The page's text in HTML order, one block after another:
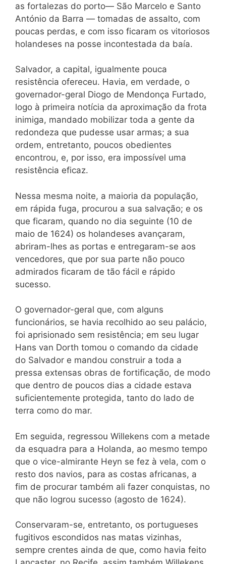
as fortalezas do porto— São Marcelo e Santo
António da Barra — tomadas de assalto, com
poucas perdas, e com isso ficaram os vitoriosos
holandeses na posse incontestada da baía.
Salvador, a capital, igualmente pouca
resistência ofereceu. Havia, em verdade, o
governador-geral Diogo de Mendonça Furtado,
logo à primeira notícia da aproximação da frota
inimiga, mandado mobilizar toda a gente da
redondeza que pudesse usar armas; a sua
ordem, entretanto, poucos obedientes
encontrou, e, por isso, era impossível uma
resistência eficaz.
Nessa mesma noite, a maioria da população,
em rápida fuga, procurou a sua salvação; e os
que ficaram, quando no dia seguinte (10 de
maio de 1624) os holandeses avançaram,
abriram-lhes as portas e entregaram-se aos
vencedores, que por sua parte não pouco
admirados ficaram de tão fácil e rápido
sucesso.
O governador-geral que, com alguns
funcionários, se havia recolhido ao seu palácio,
foi aprisionado sem resistência; em seu lugar
Hans van Dorth tomou o comando da cidade
do Salvador e mandou construir a toda a
pressa extensas obras de fortificação, de modo
que dentro de poucos dias a cidade estava
suficientemente protegida, tanto do lado de
terra como do mar.
Em seguida, regressou Willekens com a metade
da esquadra para a Holanda, ao mesmo tempo
que o vice-almirante Heyn se fez à vela, com o
resto dos navios, para as costas africanas, a
fim de procurar também ali fazer conquistas, no
que não logrou sucesso (agosto de 1624).
Conservaram-se, entretanto, os portugueses
fugitivos escondidos nas matas vizinhas,
sempre crentes ainda de que, como havia feito